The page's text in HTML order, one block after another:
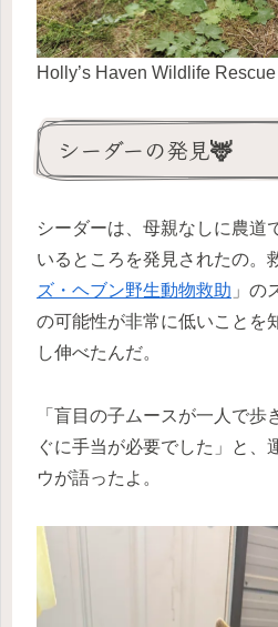
Holly’s Haven Wildlife Rescue
シーダーの発見🦌
シーダーは、母親なしに農道
いるところを発見されたの。
ズ・ヘブン野生動物救助 」の
の可能性が非常に低いことを
し伸べたんだ。
「盲目の子ムースが一人で歩
ぐに手当が必要でした」と、
ウが語ったよ。